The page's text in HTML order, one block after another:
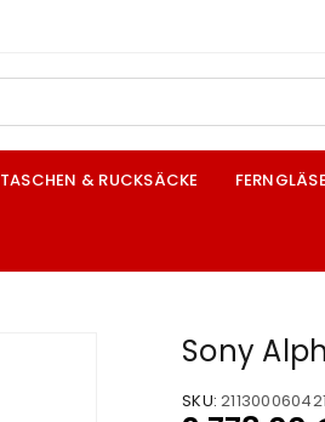
TASCHEN & RUCKSÄCKE
Sony
SKU: